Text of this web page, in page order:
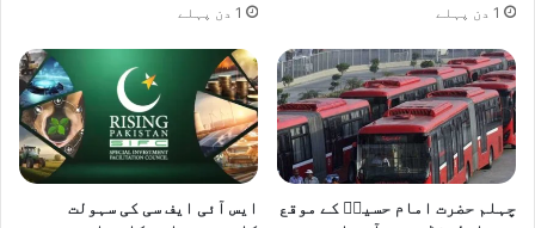
ن
ں
ک
ے
س
ا
ھ
1 دن پہلے 1 دن پہلے
چہلم حضرت امام حسینؓ کے موقع
ایس آئی ایف سی کی سہولت